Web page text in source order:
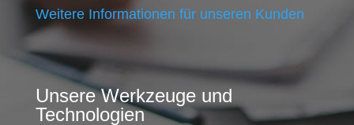
Weitere Informationen für unseren Kunden
Unsere Werkzeuge und
Technologien